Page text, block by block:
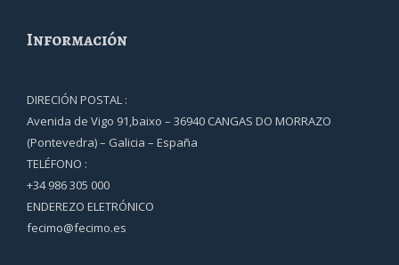
Información
DIRECIÓN POSTAL :
Avenida de Vigo 91,baixo – 36940 CANGAS DO MORRAZO
(Pontevedra) – Galicia – España
TELÉFONO :
+34 986 305 000
ENDEREZO ELETRÓNICO
fecimo@fecimo.es